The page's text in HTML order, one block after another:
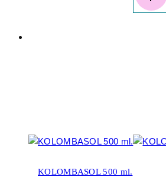
KOLOMBASOL 500 ml.